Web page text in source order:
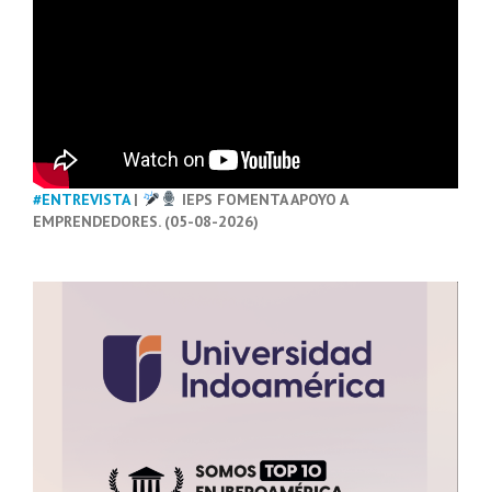
#ENTREVISTA|
IEPS FOMENTA APOYO A
EMPRENDEDORES. (05-08-2026)